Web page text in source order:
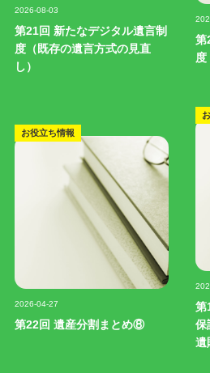
2026-08-03
第21回 新たなデジタル遺言制
度（既存の遺言方式の見直
し）
第
度
お役立ち情報
2026-04-27
第22回 遺産分割まとめ⑧
第
保
遺